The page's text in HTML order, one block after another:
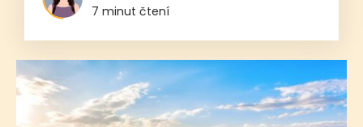
7 minut čtení